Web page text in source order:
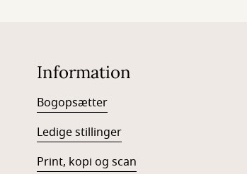
Information
Bogopsætter
Ledige stillinger
Print, kopi og scan